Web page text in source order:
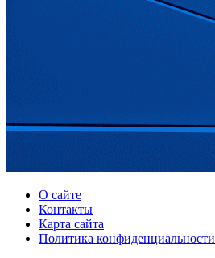
О сайте
Контакты
Карта сайта
Политика конфиденциальности